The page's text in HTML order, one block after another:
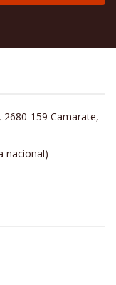
2680-159 Camarate,
nacional)